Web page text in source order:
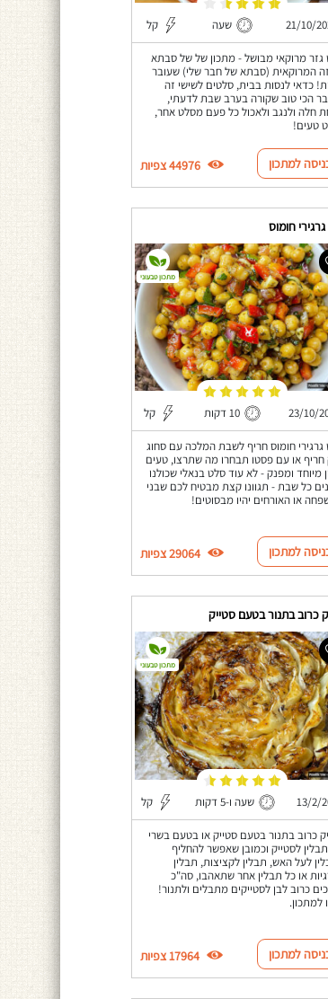
21/10/ שעה קל
גזר מרוקאי מבושל - מתכון של של סבתא
המרוקאית (סבתא של חבר שלי) שעובר
כדאי לנסות בבית, סלטים לשישי זה
הכי טוב שקורה בערב שבת לדעתי,
חלה ולנגב ולאכול כל פעם מסלט אחר,
טעים!
למתכון 44976 צפיות
חומוס
23/10/ 10 דקות קל
גרגירי חומוס חריף לשבת המלכה עם סחוג
חריף או עם פסטו תבחרו מה שתרצו, טעים
מיוחד ומפנק - לא עוד סלט בנאלי שכולנו
כל שבת - תגוונו קצת מבטיח לכם שבני
או האורחים יהיו מבסוטים!
מתכון טבעוני
למתכון 29064 צפיות
כרוב בתנור בטעם סטייק
13/2/ שעה ו-5 דקות קל
כרוב בתנור בטעם סטייק או בטעם בשרי
לסטייק וכמובן שאפשר להחליף
לעל האש, תבלין לקציצות, תבלין
או כל תבלין אחר שתאהבו, סה"כ
כרוב לבן לסטייקים מתבלים ולתנור!
למתכון.
מתכון טבעוני
למתכון 17964 צפיות